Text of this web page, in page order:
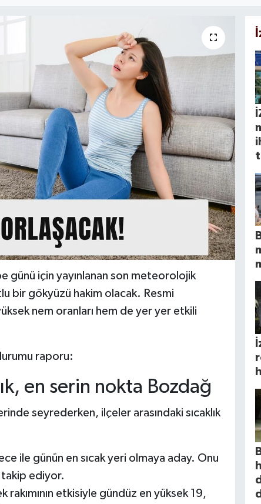
günü için yayınlanan son meteorolojik
bir gökyüzü hakim olacak. Resmi
nem oranları hem de yer yer etkili
raporu:
en serin nokta Bozdağ
seyrederken, ilçeler arasındaki sıcaklık
ile günün en sıcak yeri olmaya aday. Onu
takip ediyor.
rakımının etkisiyle gündüz en yüksek 19,